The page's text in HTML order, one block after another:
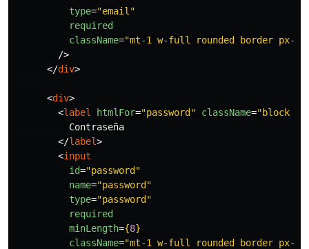
type="email"
required
className="mt-1 w-full rounded border px-3
/>
</div>
<div>
<label htmlFor="password" className="block
          Contraseña
</label>
<input
id="password"
name="password"
type="password"
required
minLength={8}
className="mt-1 w-full rounded border px-3